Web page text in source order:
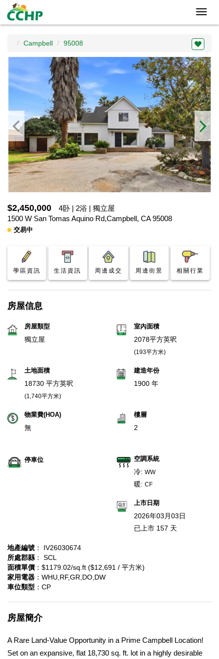
Campbell 95008
$2,450,000
4卧 | 2浴 | 獨立屋
1500 W San Tomas Aquino Rd,Campbell, CA 95008
交易中
學區資訊 生活資訊 周邊成交 周邊街景 相關行業
房屋信息
房屋類型
獨立屋
室內面積
2078平方英呎
(193平方米)
土地面積
18730 平方英呎
(1,740平方米)
建造年份
1900 年
物業費(HOA)
無
樓層
2
停車位 空調系統
冷: WW
暖: CF
上市日期
2026年03月03日
已上市 157 天
地產編號 ： IV26030674
所處郡縣 ： SCL
面積單價 ：$1179.02/sq.ft ($12,691 / 平方米)
家用電器 ：WHU,RF,GR,DO,DW
車位類型 ：CP
房屋簡介
A Rare Land-Value Opportunity in a Prime Campbell Location!
Set on an expansive, flat 18,730 sq. ft. lot in a highly desirable